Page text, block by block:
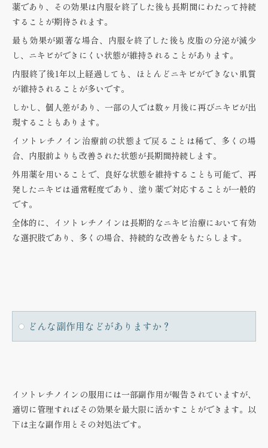
薬であり、その効果は内服を終了した後も長期間にわたって持続
することが期待されます。
最も効果が顕著な場合、内服を終了した後も皮脂の分泌が減少
し、ニキビができにくい状態が維持されることがあります。
内服終了後1年以上経過しても、ほとんどニキビができない肌質
が維持されることが多いです。
しかし、個人差があり、一部の人では数ヶ月後に再びニキビが出
現することもあります。
イソトレチノイン治療前の状態まで戻ることは稀で、多くの場
合、内服前よりも改善された状態が長期間持続します。
外用薬を用いることで、良好な状態を維持することも可能で、再
発したニキビは通常軽度であり、塗り薬で対応することが一般的
です。
全体的に、イソトレチノインは長期的なニキビ治療において有効
な選択肢であり、多くの場合、持続的な改善をもたらします。
どんな副作用などがありますか？
イソトレチノインの服用には一部副作用が報告されていますが、
適切に管理すればその効果を最大限に活かすことができます。以
下は主な副作用とその対処法です。